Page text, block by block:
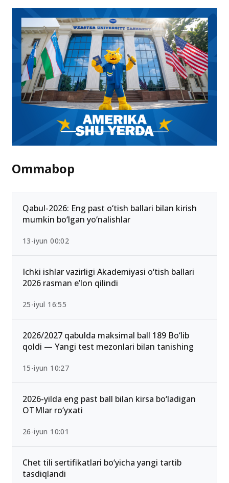
Ommabop
Qabul-2026: Eng past o‘tish ballari bilan kirish
mumkin bo‘lgan yo‘nalishlar
13-iyun 00:02
Ichki ishlar vazirligi Akademiyasi o‘tish ballari
2026 rasman e’lon qilindi
25-iyul 16:55
2026/2027 qabulda maksimal ball 189 Bo‘lib
qoldi — Yangi test mezonlari bilan tanishing
15-iyun 10:27
2026-yilda eng past ball bilan kirsa bo‘ladigan
OTMlar ro‘yxati
26-iyun 10:01
Chet tili sertifikatlari bo‘yicha yangi tartib
tasdiqlandi